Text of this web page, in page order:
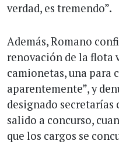
verdad, es tremendo”.
Además, Romano
renovación de la flota
camionetas, una para
aparentemente”, y
designado secretarías
salido a concurso,
que los cargos se